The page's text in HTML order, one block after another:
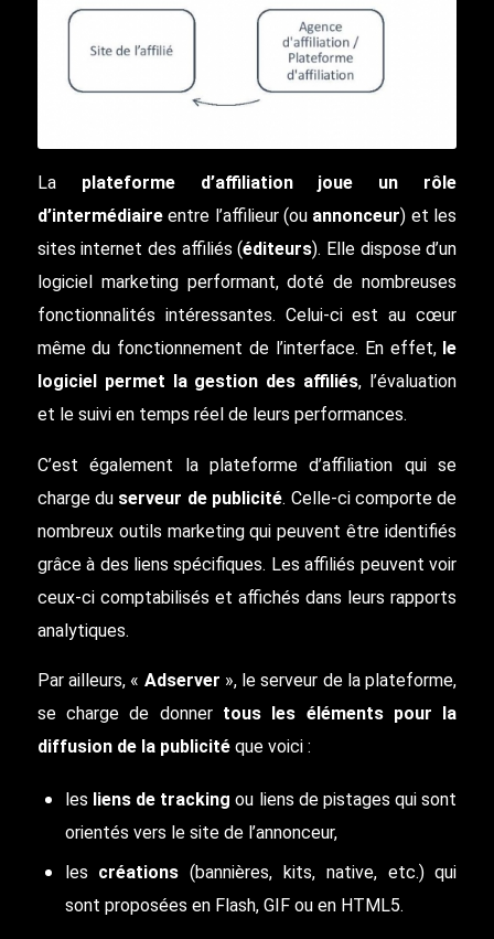
La plateforme d’affiliation joue un rôle
d’intermédiaireentre l’affilieur (ou annonceur) et les
sites internet des affiliés (éditeurs). Elle dispose d’un
logiciel marketing performant, doté de nombreuses
fonctionnalités intéressantes. Celui-ci est au cœur
même du fonctionnement de l’interface. En effet, le
logiciel permet la gestion des affiliés, l’évaluation
et le suivi en temps réel de leurs performances.
C’est également la plateforme d’affiliation qui se
charge du serveur de publicité. Celle-ci comporte de
nombreux outils marketing qui peuvent être identifiés
grâce à des liens spécifiques. Les affiliés peuvent voir
ceux-ci comptabilisés et affichés dans leurs rapports
analytiques.
Par ailleurs, « Adserver », le serveur de la plateforme,
se charge de donner tous les éléments pour la
diffusion de la publicitéque voici :
les liens de tracking ou liens de pistages qui sont
orientés vers le site de l’annonceur,
les créations (bannières, kits, native, etc.) qui
sont proposées en Flash, GIF ou en HTML5.